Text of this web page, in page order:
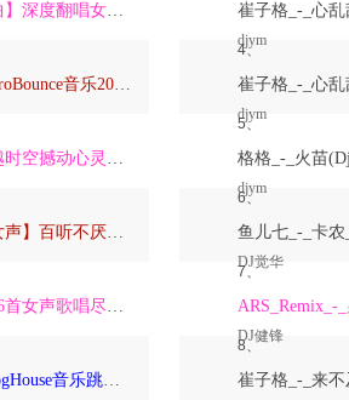
【沉浸式纯爱金曲】深度翻唱女声版【DJ邹杰】_
DjVz-国粤语ElectroBounce音乐2026讲不出再见怀旧版蹦迪跳舞大碟
【史诗音景】穿越时空撼动心灵的管弦乐【DJ邹杰】
【经典粤语精选女声】百听不厌深度翻唱版【DJ邹杰】_
【情感编年史】26首女声歌唱尽从暗恋到放下的全部【DJ邹杰】
Dj彪仔-国粤语ProgHouse音乐跳舞街vs心要让你听见串烧Vol.39
djym
4、
djym
5、
djym
6、
DJ觉华
7、
DJ健锋
8、